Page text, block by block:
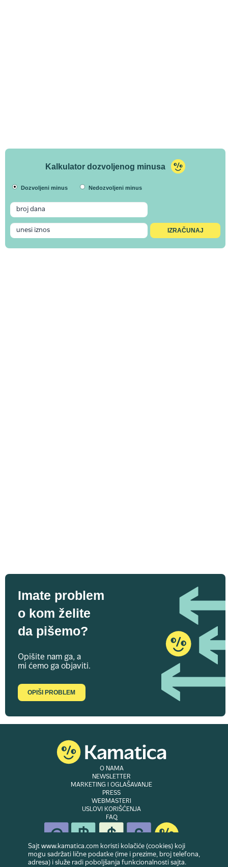
Kalkulator dozvoljenog minusa
Dozvoljeni minus Nedozvoljeni minus
Imate problem
o kom želite
da pišemo?
Opišite nam ga, a
mi ćemo ga objaviti.
OPIŠI PROBLEM
O NAMA
NEWSLETTER
MARKETING I OGLAŠAVANJE
PRESS
WEBMASTERI
USLOVI KORIŠĆENJA
FAQ
© Copyright 2007-2026. Website developed & owned byDubes doo
Sajt www.kamatica.com koristi kolačiće (cookies) koji
mogu sadržati lične podatke (ime i prezime, broj telefona,
adresa) i služe radi poboljšanja funkcionalnosti sajta.